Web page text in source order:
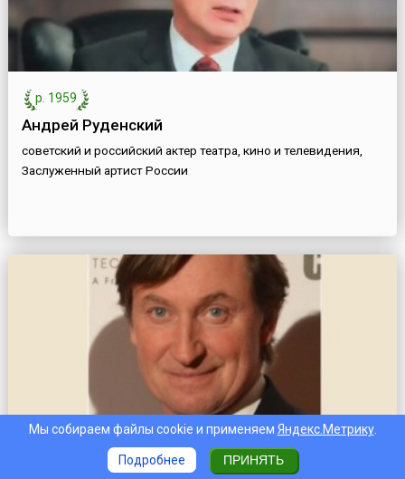
р. 1959
Андрей Руденский
советский и российский актер театра, кино и телевидения,
Заслуженный артист России
Уэйн Гретцки
Мы собираем файлы cookie и применяем Яндекс.Метрику.
Подробнее ПРИНЯТЬ